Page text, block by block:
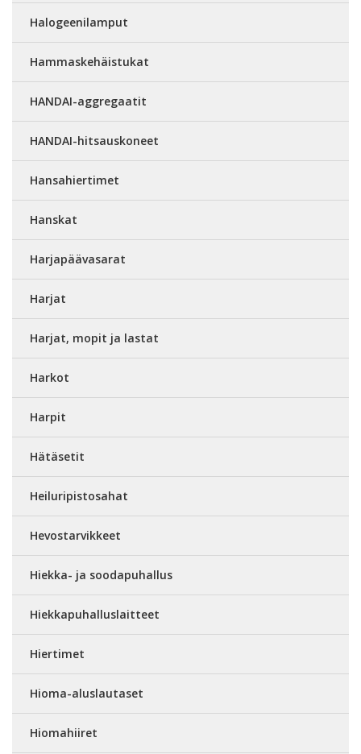
Halogeenilamput
Hammaskehäistukat
HANDAI-aggregaatit
HANDAI-hitsauskoneet
Hansahiertimet
Hanskat
Harjapäävasarat
Harjat
Harjat, mopit ja lastat
Harkot
Harpit
Hätäsetit
Heiluripistosahat
Hevostarvikkeet
Hiekka- ja soodapuhallus
Hiekkapuhalluslaitteet
Hiertimet
Hioma-aluslautaset
Hiomahiiret